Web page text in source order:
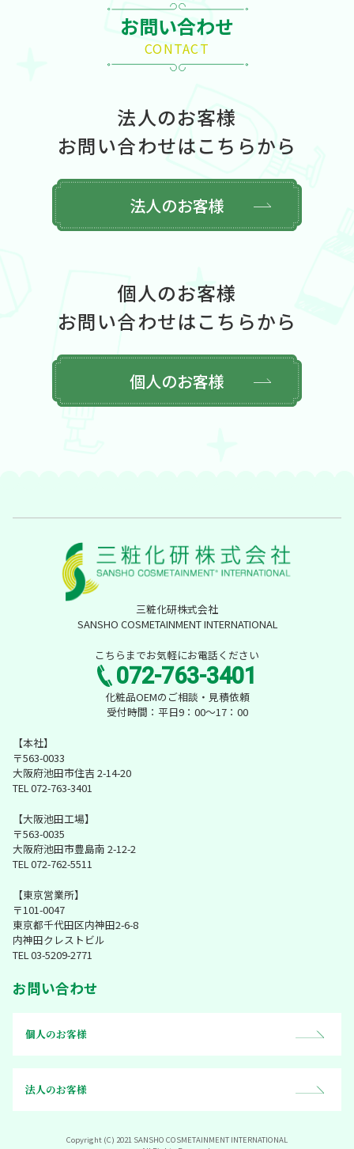
お問い合わせ
CONTACT
法人のお客様
お問い合わせはこちらから
法人のお客様
個人のお客様
お問い合わせはこちらから
個人のお客様
三粧化研株式会社
SANSHO COSMETAINMENT INTERNATIONAL
こちらまでお気軽にお電話ください
072-763-3401
化粧品OEMのご相談・見積依頼
受付時間：平日9：00～17：00
【本社】
〒563-0033
大阪府池田市住吉 2-14-20
TEL 072-763-3401
【大阪池田工場】
〒563-0035
大阪府池田市豊島南 2-12-2
TEL 072-762-5511
【東京営業所】
〒101-0047
東京都千代田区内神田2-6-8
内神田クレストビル
TEL 03-5209-2771
お問い合わせ
個人のお客様
法人のお客様
Copyright (C) 2021 SANSHO COSMETAINMENT INTERNATIONAL